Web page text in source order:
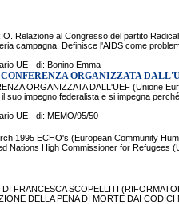
Relazione al Congresso del partito
campagna. Definisce l'AIDS come
UE - di: Bonino Emma
ORGANIZZATA
ORGANIZZATA DALL'UEF (Unione
suo impegno federalista e si impegna
UE - di: MEMO/95/50
1995 ECHO's (European Community
Nations High Commissioner for Refugees
FRANCESCA SCOPELLITI
DELLA PENA DI MORTE DAI